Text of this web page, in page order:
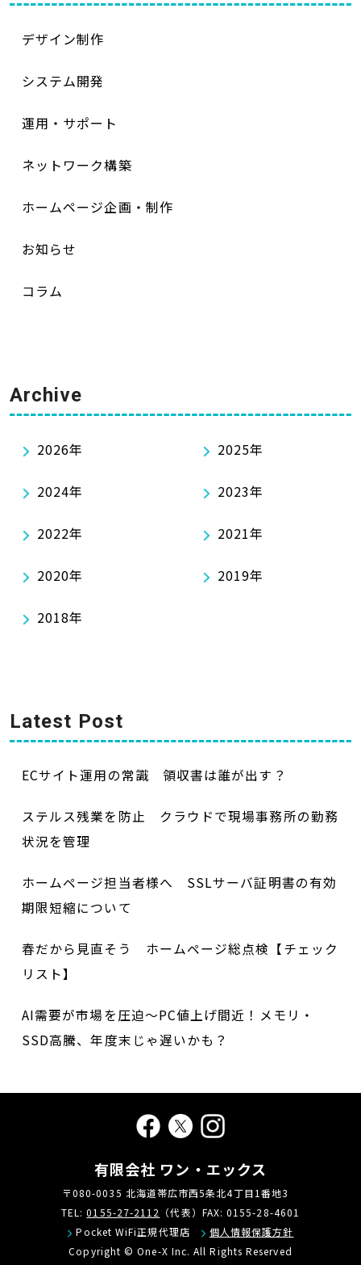
デザイン制作
システム開発
運用・サポート
ネットワーク構築
ホームページ企画・制作
お知らせ
コラム
Archive
2026年 2025年
2024年 2023年
2022年 2021年
2020年 2019年
2018年
Latest Post
ECサイト運用の常識 領収書は誰が出す？
ステルス残業を防止 クラウドで現場事務所の勤務
状況を管理
ホームページ担当者様へ SSLサーバ証明書の有効
期限短縮について
春だから見直そう ホームページ総点検【チェック
リスト】
AI需要が市場を圧迫～PC値上げ間近！メモリ・
SSD高騰、年度末じゃ遅いかも？
有限会社 ワン・エックス
〒080-0035 北海道帯広市西5条北4丁目1番地3
TEL:0155-27-2112 （代表）FAX: 0155-28-4601
Copyright © One-X Inc. All Rights Reserved
Pocket WiFi正規代理店 個人情報保護方針